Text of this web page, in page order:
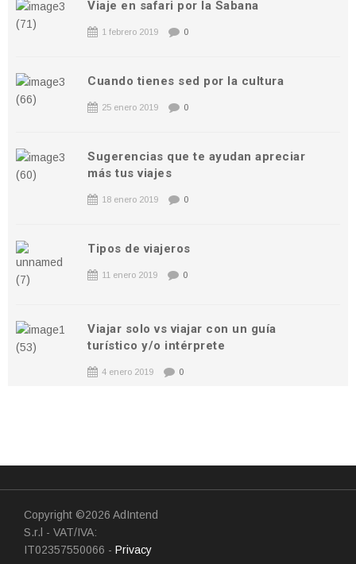
Viaje en safari por la Sabana
1 febrero 2019 0
Cuando tienes sed por la cultura
25 enero 2019 0
Sugerencias que te ayudan apreciar
más tus viajes
18 enero 2019 0
Tipos de viajeros
11 enero 2019 0
Viajar solo vs viajar con un guía
turístico y/o intérprete
4 enero 2019 0
Copyright ©2026 AdIntend
S.r.l - VAT/IVA:
IT02357550066 - Privacy